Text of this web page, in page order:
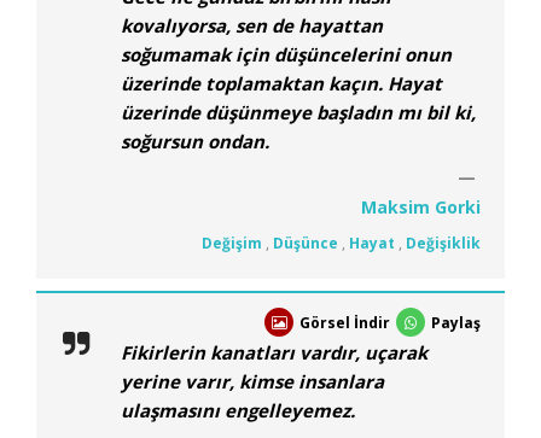
kovalıyorsa, sen de hayattan
soğumamak için düşüncelerini onun
üzerinde toplamaktan kaçın. Hayat
üzerinde düşünmeye başladın mı bil ki,
soğursun ondan.
Maksim Gorki
Değişim , Düşünce , Hayat , Değişiklik
Görsel İndir Paylaş
Fikirlerin kanatları vardır, uçarak
yerine varır, kimse insanlara
ulaşmasını engelleyemez.